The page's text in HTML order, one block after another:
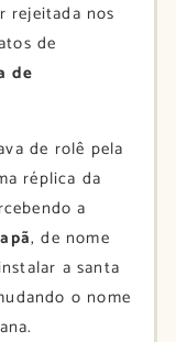
rejeitada nos
de
de
de rolê pela
réplica da
a
, de nome
a santa
o nome